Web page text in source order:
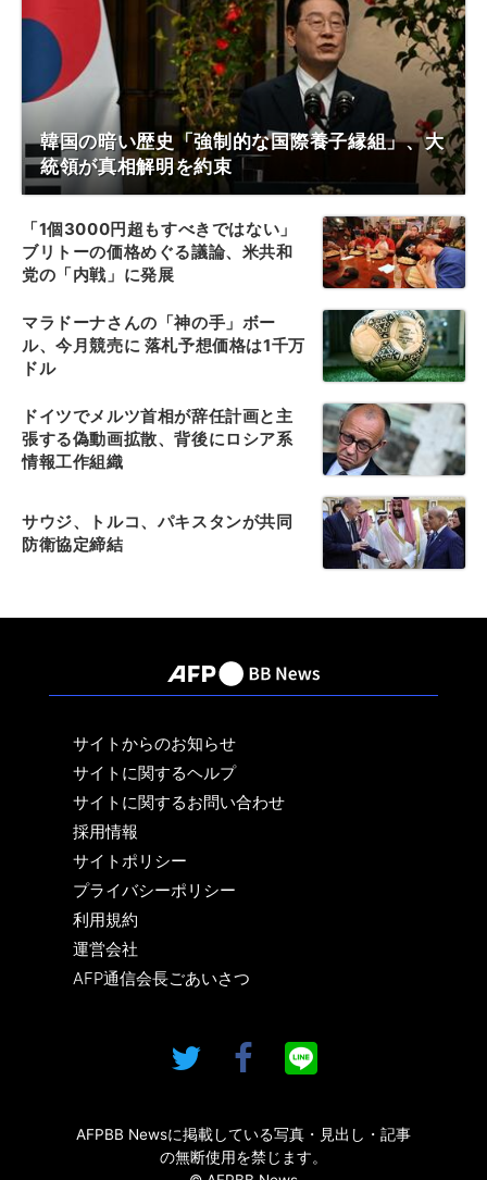
韓国の暗い歴史「強制的な国際養子縁組」、大
統領が真相解明を約束
「1個3000円超もすべきではない」
ブリトーの価格めぐる議論、米共和
党の「内戦」に発展
マラドーナさんの「神の手」ボー
ル、今月競売に 落札予想価格は1千万
ドル
ドイツでメルツ首相が辞任計画と主
張する偽動画拡散、背後にロシア系
情報工作組織
サウジ、トルコ、パキスタンが共同
防衛協定締結
サイトからのお知らせ
サイトに関するヘルプ
サイトに関するお問い合わせ
採用情報
サイトポリシー
プライバシーポリシー
利用規約
運営会社
AFP通信会長ごあいさつ
AFPBB Newsに掲載している写真・見出し・記事
の無断使用を禁じます。